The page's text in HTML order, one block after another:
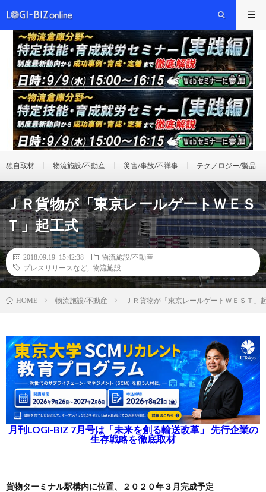
独自取材 物流施設/不動産 災害/事故/不祥事 テクノロジー/製品
ＪＲ貨物が「東京レールゲートＷＥＳ
Ｔ」起工式
2018.09.19 15:42:38
物流施設/不動産
プレスリリースなど
物流施設
HOME 物流施設/不動産 ＪＲ貨物が「東京レールゲートＷＥＳＴ」
月刊LOGI-BIZ 7月号は「未来を創る輸送改革」 先行企業の
生存戦略を徹底取材
貨物ターミナル駅構内に位置、２０２０年３月完成予定